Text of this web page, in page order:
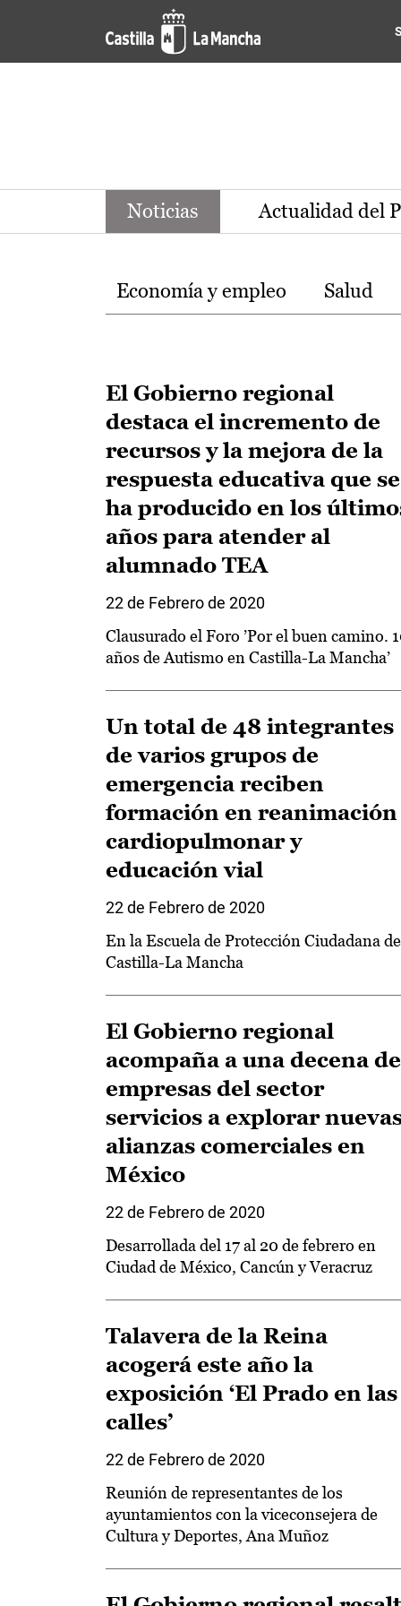
Pasar al contenido principal
Noticias de la región de
Noticias Actualidad del
Temas
Economía y empleo Salud
El Gobierno regional
destaca el incremento de
recursos y la mejora de la
respuesta educativa que se
ha producido en los
años para atender al
alumnado TEA
22 de Febrero de 2020
Clausurado el Foro ’Por el buen camino.
años de Autismo en Castilla-La Mancha’
Un total de 48 integrantes
de varios grupos de
emergencia reciben
formación en reanimación
cardiopulmonar y
educación vial
22 de Febrero de 2020
En la Escuela de Protección Ciudadana de
Castilla-La Mancha
El Gobierno regional
acompaña a una decena de
empresas del sector
servicios a explorar
alianzas comerciales en
México
22 de Febrero de 2020
Desarrollada del 17 al 20 de febrero en
Ciudad de México, Cancún y Veracruz
Talavera de la Reina
acogerá este año la
exposición ‘El Prado en las
calles’
22 de Febrero de 2020
Reunión de representantes de los
ayuntamientos con la viceconsejera de
Cultura y Deportes, Ana Muñoz